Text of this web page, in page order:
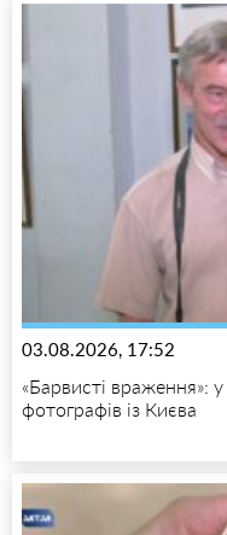
03.08.2026, 17:52
«Барвисті враження»:
фотографів із Києва